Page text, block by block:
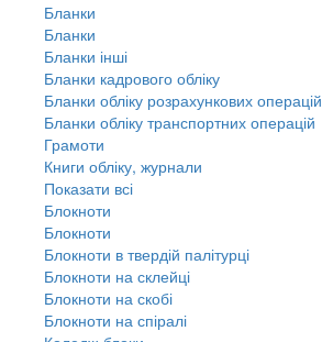
Бланки
Бланки
Бланки інші
Бланки кадрового обліку
Бланки обліку розрахункових операцій
Бланки обліку транспортних операцій
Грамоти
Книги обліку, журнали
Показати всі
Блокноти
Блокноти
Блокноти в твердій палітурці
Блокноти на склейці
Блокноти на скобі
Блокноти на спіралі